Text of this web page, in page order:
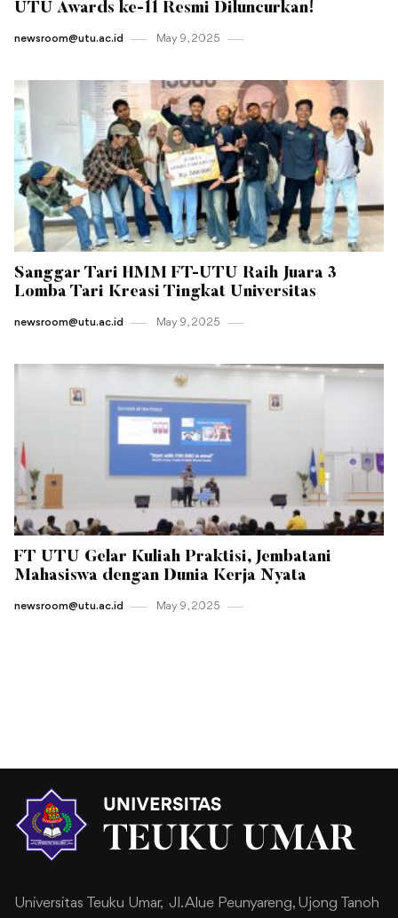
UTU Awards ke-11 Resmi Diluncurkan!
newsroom@utu.ac.id May 9 , 2025
Sanggar Tari HMM FT-UTU Raih Juara 3
Lomba Tari Kreasi Tingkat Universitas
newsroom@utu.ac.id May 9 , 2025
FT UTU Gelar Kuliah Praktisi, Jembatani
Mahasiswa dengan Dunia Kerja Nyata
newsroom@utu.ac.id May 9 , 2025
Universitas Teuku Umar, Jl. Alue Peunyareng, Ujong Tanoh